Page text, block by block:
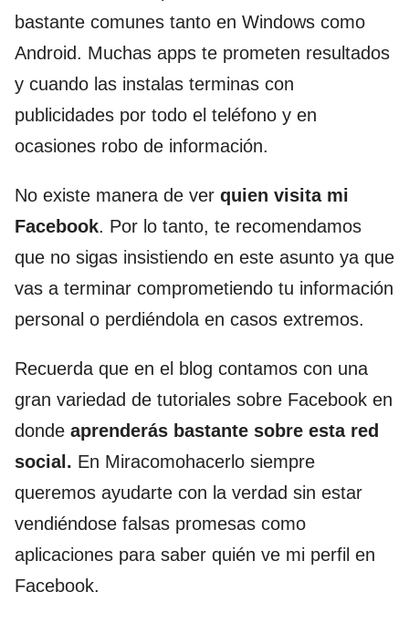
bastante comunes tanto en Windows como
Android. Muchas apps te prometen resultados
y cuando las instalas terminas con
publicidades por todo el teléfono y en
ocasiones robo de información.
No existe manera de ver quien visita mi
Facebook. Por lo tanto, te recomendamos
que no sigas insistiendo en este asunto ya que
vas a terminar comprometiendo tu información
personal o perdiéndola en casos extremos.
Recuerda que en el blog contamos con una
gran variedad de tutoriales sobre Facebook en
donde aprenderás bastante sobre esta red
social. En Miracomohacerlo siempre
queremos ayudarte con la verdad sin estar
vendiéndose falsas promesas como
aplicaciones para saber quién ve mi perfil en
Facebook.